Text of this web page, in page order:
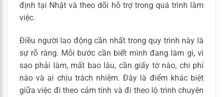
định tại Nhật và theo dõi hỗ trợ trong quá trình làm
việc.
Điều người lao động cần nhất trong quy trình này là
sự rõ ràng. Mỗi bước cần biết mình đang làm gì, vì
sao phải làm, mất bao lâu, cần giấy tờ nào, chi phí
nào và ai chịu trách nhiệm. Đây là điểm khác biệt
giữa việc đi theo cảm tính và đi theo lộ trình chuyên